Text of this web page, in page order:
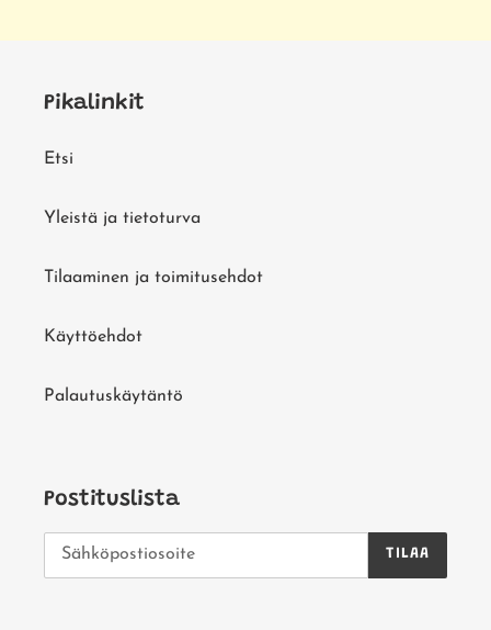
Pikalinkit
Etsi
Yleistä ja tietoturva
Tilaaminen ja toimitusehdot
Käyttöehdot
Palautuskäytäntö
Postituslista
TILAA